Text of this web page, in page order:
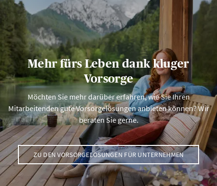
Mehr fürs Leben dank kluger
Vorsorge
Möchten Sie mehr darüber erfahren, wie Sie Ihren
Mitarbeitenden gute Vorsorgelösungen anbieten können? Wir
beraten Sie gerne.
ZU DEN VORSORGELÖSUNGEN FÜR UNTERNEHMEN